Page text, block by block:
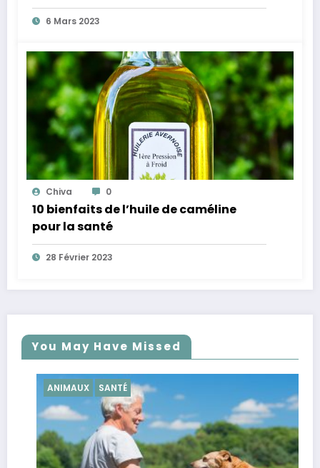
6 Mars 2023
Chiva 0
10 bienfaits de l’huile de caméline
pour la santé
28 Février 2023
You May Have Missed
SANTÉ